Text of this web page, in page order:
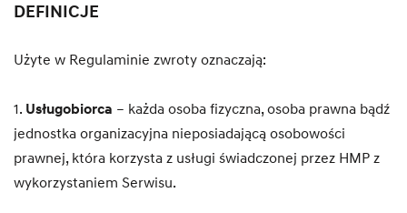
DEFINICJE
Użyte w Regulaminie zwroty oznaczają:
1. Usługobiorca – każda osoba fizyczna, osoba prawna bądź
jednostka organizacyjna nieposiadającą osobowości
prawnej, która korzysta z usługi świadczonej przez HMP z
wykorzystaniem Serwisu.